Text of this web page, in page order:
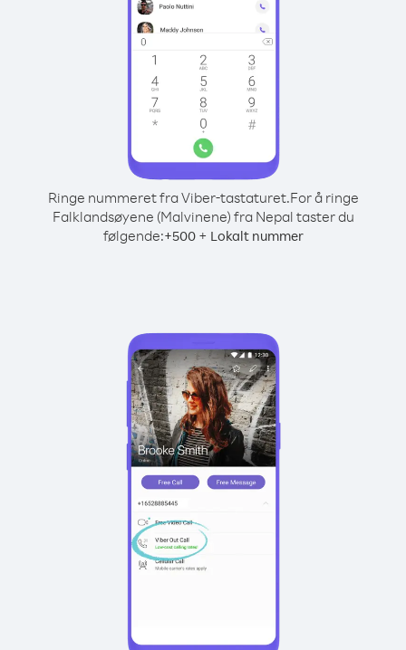
Ringe nummeret fra Viber-tastaturet.For å ringe
Falklandsøyene (Malvinene) fra Nepal taster du
følgende:+500+ Lokalt nummer